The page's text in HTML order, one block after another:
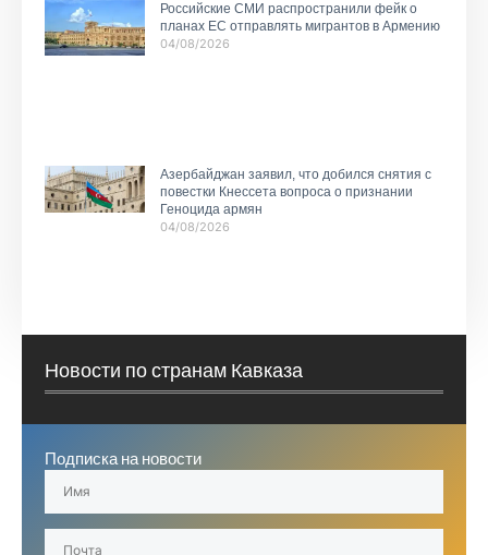
Российские СМИ распространили фейк о
планах ЕС отправлять мигрантов в Армению
04/08/2026
Азербайджан заявил, что добился снятия с
повестки Кнессета вопроса о признании
Геноцида армян
04/08/2026
Новости по странам Кавказа
Подписка на новости